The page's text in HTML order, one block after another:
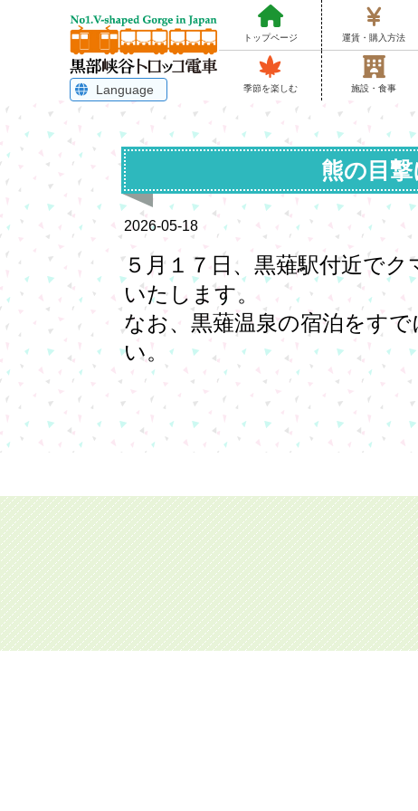
Language
English
한국어
简体中文
繁體中文
ไทย
トップページ 運賃・購入方法
季節を楽しむ 施設・食事
熊の目
2026-05-18
５月１７日、黒薙駅付近で
いたします。
なお、黒薙温泉の宿泊をす
い。